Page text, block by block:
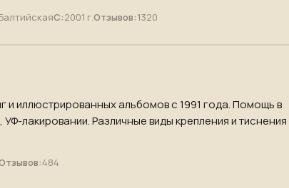
С:2001 г.Отзывов:1320
и иллюстрированных альбомов с 1991 года. Помощь в
лакировании. Различные виды крепления и тиснения
484